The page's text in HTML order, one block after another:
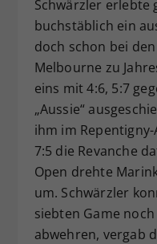
Schwärzler erlebte
buchstäblich ein
doch schon bei
Melbourne zu
eins mit 4:6, 5:7
„Aussie“
ihm im
7:5 die Revanche
Open drehte
um. Schwärzler
siebten Game
abwehren, vergab